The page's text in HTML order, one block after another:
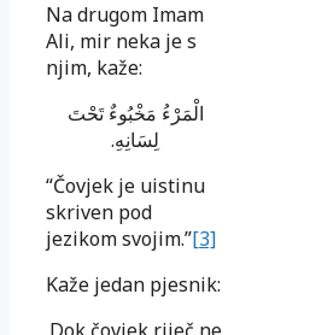
Na drugom Imam
Ali, mir neka je s
njim, kaže:
الْمَرْءُ مَخْبُوءٌ تَحْتَ
لِسَانِهِ.
“Čovjek je uistinu
skriven pod
jezikom svojim.”[3]
Kaže jedan pjesnik: